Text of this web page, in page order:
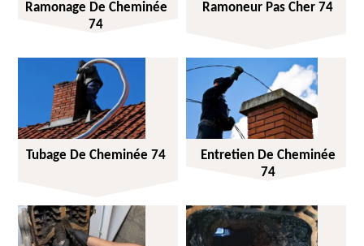
Ramonage De Cheminée
74
Ramoneur Pas Cher 74
Tubage De Cheminée 74
Entretien De Cheminée
74